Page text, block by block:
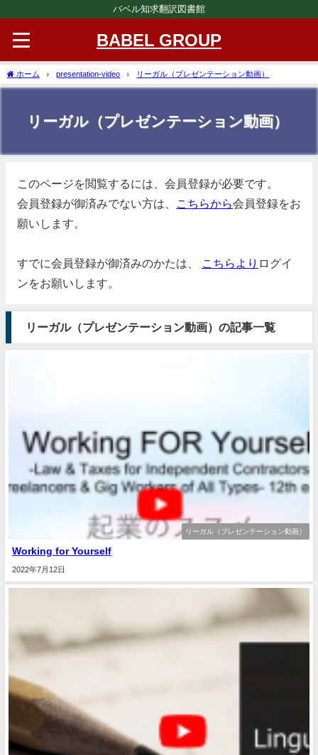
バベル知求翻訳図書館
BABEL GROUP
ホーム presentation-video リーガル（プレゼンテーション動画）
リーガル（プレゼンテーション動画）
このページを閲覧するには、会員登録が必要です。
会員登録が御済みでない方は、
こちらから会員登録をお
願いします。
すでに会員登録が御済みのかたは、 こちらより ログイ
ンをお願いします。
リーガル（プレゼンテーション動画）の記事一覧
リーガル（プレゼンテーション動画）
Working for Yourself
2022年7月12日